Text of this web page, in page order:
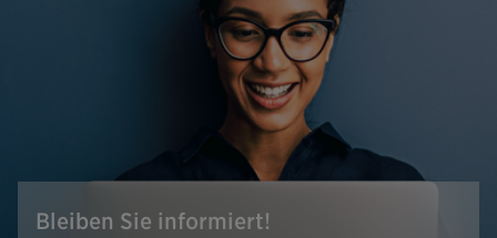
Bleiben Sie informiert!